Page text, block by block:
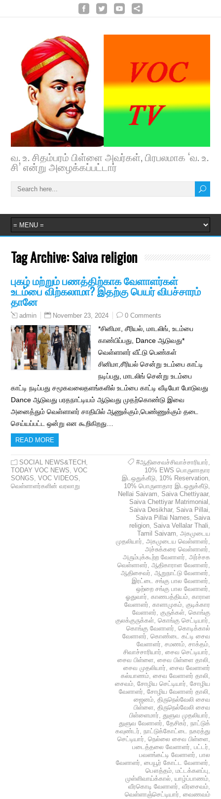
வ. உ. சிதம்பரம் பிள்ளை அவர்கள், பிரபலமாக ‘வ. உ.
சி’ என்று அழைக்கப்பட்டார்
Tag Archive:Saiva religion
புகழ் மற்றும் பணத்திற்காக வேளாளர்கள்
உடம்பை விற்கலாமா? இதற்கு பெயர் விபச்சாரம்
தானே
admin November 23, 2024 0 Comments
*சினிமா, சீரியல், மாடலிங், உடம்பை
காண்பிப்பது, Dance ஆடுவது*
வெள்ளாளர் வீட்டு பெண்கள்
சினிமா,சீரியல் சென்று உடம்பை காட்டி
நடிப்பது, மாடலிங் சென்று உடம்பை
காட்டி நடிப்பது சமூகவலைதளங்களில் உடம்பை காட்டி வீடியோ போடுவது
Dance ஆடுவது பரதநாட்டியம் ஆடுவது முதற்கொண்டு இவை
அனைத்தும் வெள்ளாளர் சாதியில் ஆணுக்கும்,பெண்ணுக்கும் தடை
செய்யப்பட்ட ஒன்று என கூறிகிறது…
READ MORE
SOCIAL NEWS&TECH ,
TODAY VOC NEWS,VOC
SONGS,VOC VIDEOS,
வெள்ளாளர்களின் வரலாறு
#ஆதிசைவச்சிவாச்சாரியார்,
10% EWS பொருளாதார
இடஒதுக்கீடு, 10% Reservation,
10% பொருளாதார இடஒதுக்கீடு,
Nellai Saivam, Saiva Chettiyaar,
Saiva Chettiyar Matrimonial ,
Saiva Desikhar, Saiva Pillai,
Saiva Pillai Names, Saiva
religion, Saiva Vellalar Thali,
Tamil Saivam, அகமுடைய
முதலியார், அகமுடைய வெள்ளாளர்,
அச்சுக்கரை வெள்ளாளர்,
அரும்புக்கூற்ற வேளாளர், அர்ச்சக
வெள்ளாளர், ஆதிகாராள வேளாளர்,
ஆதிசைவர், ஆறுநாட்டு வேளாளர்,
இரட்டை சங்கு பால வேளாளர்,
ஒற்றை சங்கு பால வேளாளர்,
ஓதுவார், காணபத்தியம், காராள
வேளாளர், காளாமுகம், குடிக்கார
வேளாளர், குருக்கள், கொங்கு
குலக்குருக்கள், கொங்கு செட்டியார்,
கொங்கு வேளாளர், கொடிக்கால்
வேளாளர், கொண்டை கட்டி சைவ
வேளாளர், சமணம், சாக்தம்,
சிவாச்சாரியார், சைவ செட்டியார்,
சைவ பிள்ளை, சைவ பிள்ளை தாலி,
சைவ முதலியார், சைவ வேளாளர்
கல்யாணம், சைவ வேளாளர் தாலி,
சைவம், சோழிய செட்டியார், சோழிய
வேளாளர், சோழிய வேளாளர் தாலி,
ஜைனம், திருநெல்வேலி சைவ
பிள்ளை, திருநெல்வேலி சைவ
பிள்ளைமார், துளுவ முதலியார்,
துளுவ வேளாளர், தேசிகர், நாட்டுக்
கவுண்டர், நாட்டுக்கோட்டை நகரத்து
செட்டியார், நெல்லை சைவ பிள்ளை,
படைத்தலை வேளாளர், பட்டர்,
பவளங்கட்டி வேளாளர், பால
வேளாளர், பையூர் கோட்ட வேளாளர்,
பௌத்தம், மட்டக்களப்பு,
முள்ளிவாய்க்கால், யாழ்ப்பாணம்,
வீரகொடி வேளாளர், வீரசைவம்,
வெள்ளாஞ்செட்டியார், வைணவம்